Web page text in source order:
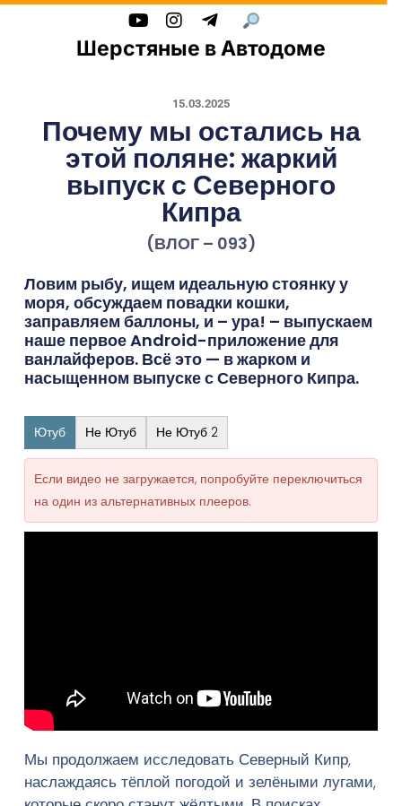
Шерстяные в Автодоме
15.03.2025
Почему мы остались на
этой поляне: жаркий
выпуск с Северного
Кипра
(ВЛОГ – 093)
Ловим рыбу, ищем идеальную стоянку у
моря, обсуждаем повадки кошки,
заправляем баллоны, и – ура! – выпускаем
наше первое Android-приложение для
ванлайферов. Всё это — в жарком и
насыщенном выпуске с Северного Кипра.
Ютуб Не Ютуб Не Ютуб 2
Если видео не загружается, попробуйте переключиться
на один из альтернативных плееров.
Мы продолжаем исследовать Северный Кипр,
наслаждаясь тёплой погодой и зелёными лугами,